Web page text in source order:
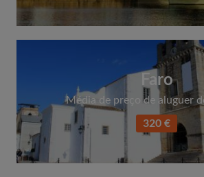
Faro
Média de preço de aluguer
320 €